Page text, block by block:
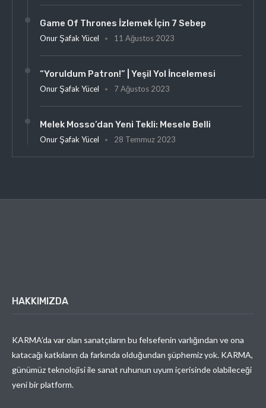
Game Of Thrones İzlemek İçin 7 Sebep
Onur Şafak Yücel 11 Ağustos 2023
“Yoruldum Patron!” | Yeşil Yol İncelemesi
Onur Şafak Yücel 7 Ağustos 2023
Melek Mosso’dan Yeni Tekli: Mesele Belli
Onur Şafak Yücel 28 Temmuz 2023
HAKKIMIZDA
KARMA’da var olan sanatçıların bu felsefenin varlığından ve ona
katacağı katkıların da farkında olduğundan şüphemiz yok. KARMA,
günümüz teknolojisi ile sanat ruhunun uyum içerisinde olabileceği
yeni bir platform.